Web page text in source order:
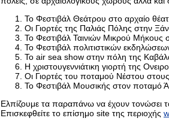
Το Φεστιβάλ Θεάτρου στο αρχαίο
Οι Γιορτές της Παλιάς Πόλης στην
Το Φεστιβάλ Ταινιών Μικρού Μήκους
Το Φεστιβάλ πολιτιστικών
Το air sea show στην πόλη της
Η χριστουγεννιάτικη γιορτή της
Οι Γιορτές του ποταμού Νέστου στους
Το Φεστιβάλ Μουσικής στον ποταμό
Ελπίζουμε τα παραπάνω να έχουν τονώσει
Επισκεφθείτε το επίσημο site της περιοχής